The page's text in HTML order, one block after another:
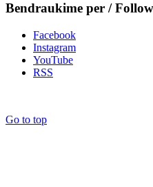
Bendraukime per /
Facebook
Instagram
YouTube
RSS
Go to top